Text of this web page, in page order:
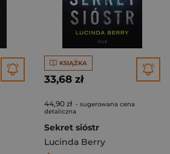
KSIĄŻKA
33,68 zł
44,90 zł - sugerowana cena
detaliczna
Sekret sióstr
Lucinda Berry